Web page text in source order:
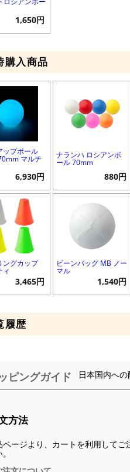
1,650円
購入商品
ップボール
マルチ
6,930円
ナランハ ロシアンボ
ール 70mm
880円
ングカップ
ィ
3,465円
ビーンバッグ MB ノー
マル
1,540円
履歴
ピングガイド 日本国内へ
方法
ページより、カートを利用してご